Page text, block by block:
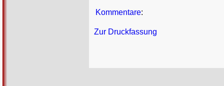
Kommentare:
Zur Druckfassung